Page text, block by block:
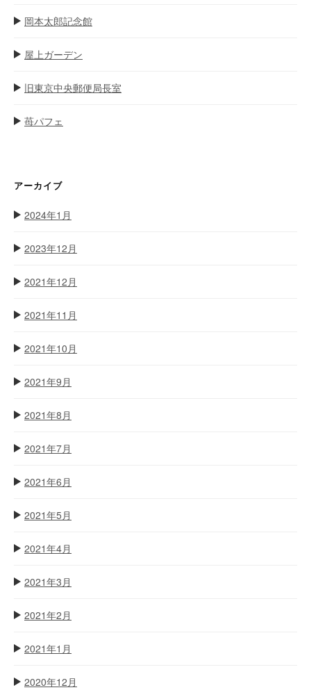
岡本太郎記念館
屋上ガーデン
旧東京中央郵便局長室
苺パフェ
アーカイブ
2024年1月
2023年12月
2021年12月
2021年11月
2021年10月
2021年9月
2021年8月
2021年7月
2021年6月
2021年5月
2021年4月
2021年3月
2021年2月
2021年1月
2020年12月